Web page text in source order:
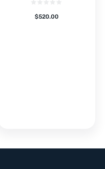
$520.00